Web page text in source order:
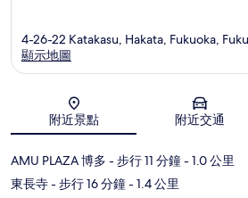
地圖
4-26-22 Katakasu, Hakata, Fukuoka,
顯示地圖
附近景點 附近交通
AMU PLAZA 博多 - 步行 11 分鐘- 1.0 公里
東長寺- 步行 16 分鐘- 1.4 公里